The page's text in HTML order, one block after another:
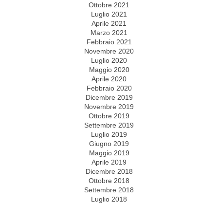
Ottobre 2021
Luglio 2021
Aprile 2021
Marzo 2021
Febbraio 2021
Novembre 2020
Luglio 2020
Maggio 2020
Aprile 2020
Febbraio 2020
Dicembre 2019
Novembre 2019
Ottobre 2019
Settembre 2019
Luglio 2019
Giugno 2019
Maggio 2019
Aprile 2019
Dicembre 2018
Ottobre 2018
Settembre 2018
Luglio 2018